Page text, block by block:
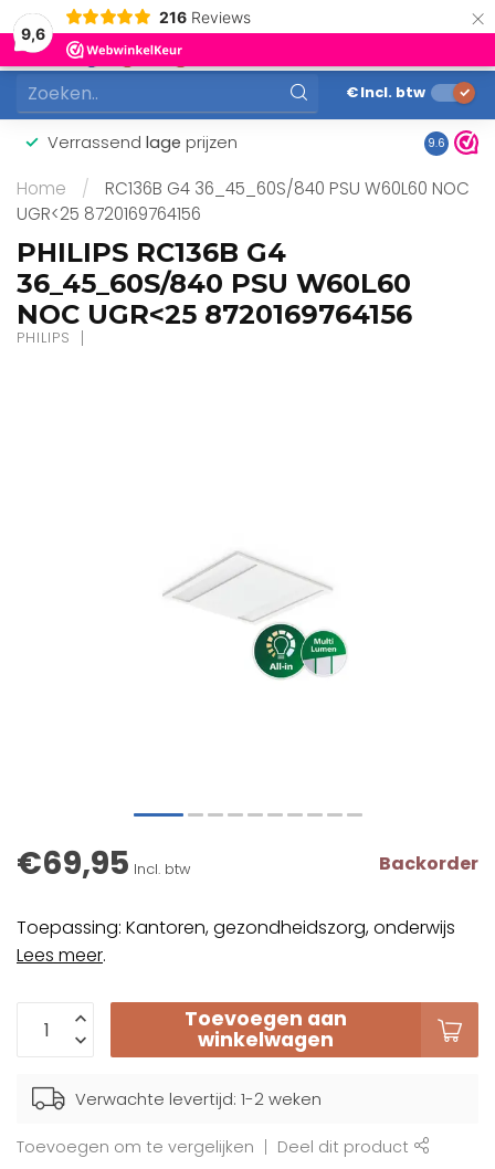
9,6
216 Reviews ×
MENU
0
€Incl. btw
Verrassend lage prijzen 9.6
Home /
RC136B G4 36_45_60S/840 PSU W60L60 NOC
UGR<25 8720169764156
PHILIPS RC136B G4
36_45_60S/840 PSU W60L60
NOC UGR<25 8720169764156
PHILIPS
€69,95 Incl. btw Backorder
Toepassing: Kantoren, gezondheidszorg, onderwijs
Lees meer.
Toevoegen aan
winkelwagen
Verwachte levertijd: 1-2 weken
Toevoegen om te vergelijken Deel dit product